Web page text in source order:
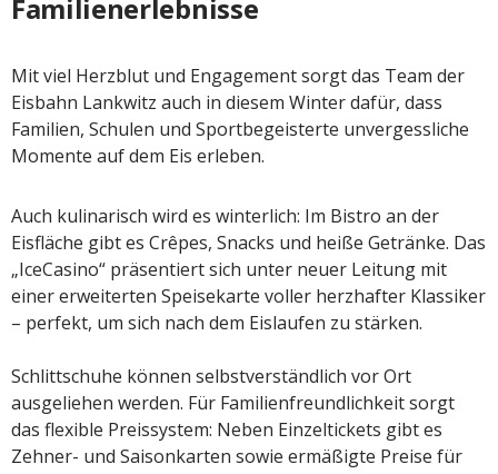
Familienerlebnisse
Mit viel Herzblut und Engagement sorgt das Team der
Eisbahn Lankwitz auch in diesem Winter dafür, dass
Familien, Schulen und Sportbegeisterte unvergessliche
Momente auf dem Eis erleben.
Auch kulinarisch wird es winterlich: Im Bistro an der
Eisfläche gibt es Crêpes, Snacks und heiße Getränke. Das
„IceCasino“ präsentiert sich unter neuer Leitung mit
einer erweiterten Speisekarte voller herzhafter Klassiker
– perfekt, um sich nach dem Eislaufen zu stärken.
Schlittschuhe können selbstverständlich vor Ort
ausgeliehen werden. Für Familienfreundlichkeit sorgt
das flexible Preissystem: Neben Einzeltickets gibt es
Zehner- und Saisonkarten sowie ermäßigte Preise für